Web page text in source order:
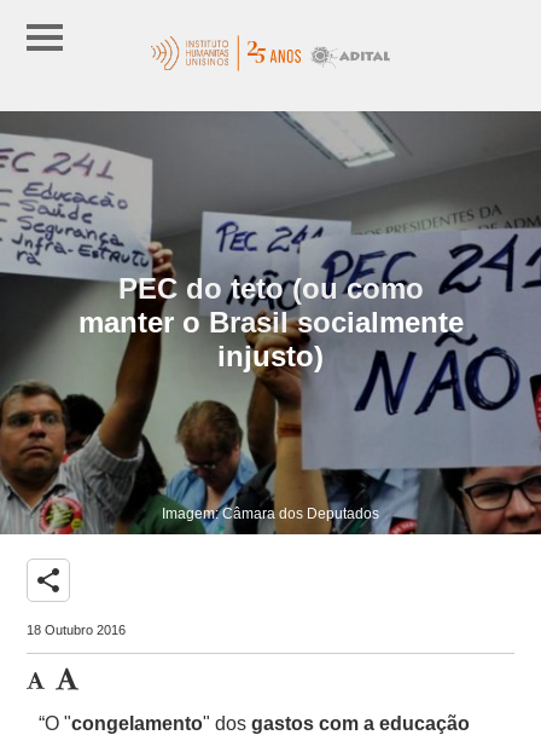
PEC do teto (ou como
manter o Brasil socialmente
injusto)
Imagem: Câmara dos Deputados
share
18 Outubro 2016
“O "congelamento" dosgastos com a educação